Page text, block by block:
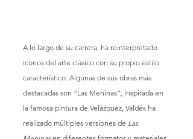
A lo largo de su carrera, ha reinterpretado
iconos del arte clásico con su propio estilo
característico. Algunas de sus obras más
destacadas son “Las Meninas”, inspirada en
la famosa pintura de Velázquez, Valdés ha
realizado múltiples versiones de Las